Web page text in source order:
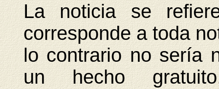
La noticia se
corresponde a toda
lo contrario no sería
un hecho